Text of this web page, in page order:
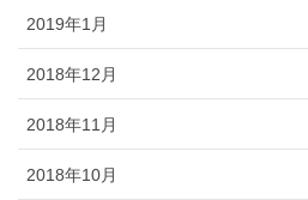
2019年1月
2018年12月
2018年11月
2018年10月